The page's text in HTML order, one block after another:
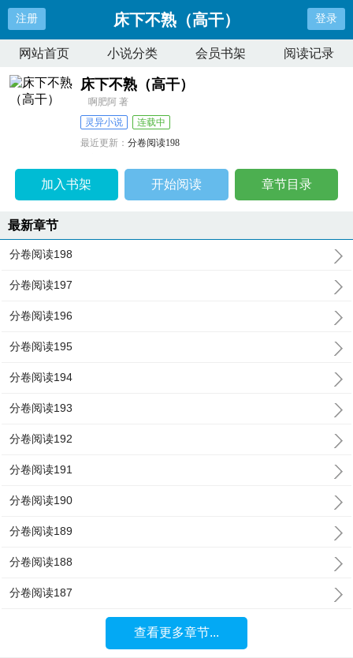
注册 床下不熟（高干） 登录
网站首页 小说分类 会员书架 阅读记录
床下不熟（高干）
啊肥阿 著
灵异小说
连载中
最近更新：分卷阅读198
加入书架 开始阅读 章节目录
最新章节
分卷阅读198
分卷阅读197
分卷阅读196
分卷阅读195
分卷阅读194
分卷阅读193
分卷阅读192
分卷阅读191
分卷阅读190
分卷阅读189
分卷阅读188
分卷阅读187
查看更多章节...